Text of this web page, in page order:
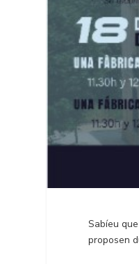
Sabíeu
proposen